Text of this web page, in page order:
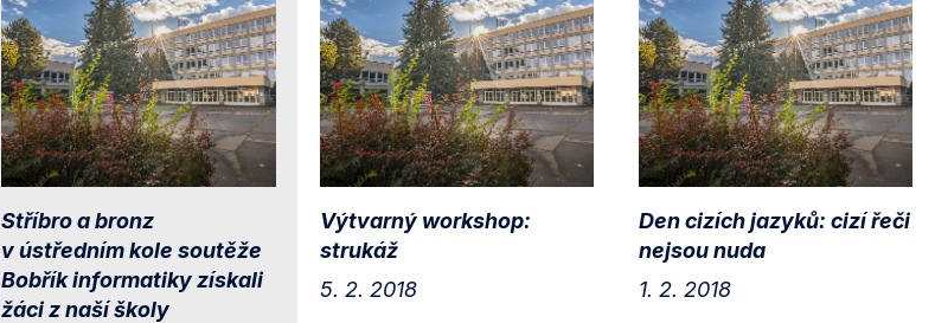
Stříbro a bronz
v ústředním kole soutěže
Bobřík informatiky získali
žáci z naší školy
Výtvarný workshop:
strukáž
5. 2. 2018
Den cizích jazyků: cizí řeči
nejsou nuda
1. 2. 2018